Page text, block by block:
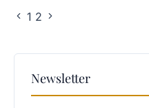
1 2
Newsletter